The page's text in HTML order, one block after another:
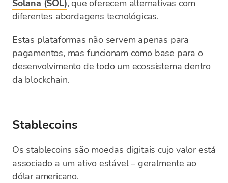
Solana (SOL), que oferecem alternativas com
diferentes abordagens tecnológicas.
Estas plataformas não servem apenas para
pagamentos, mas funcionam como base para o
desenvolvimento de todo um ecossistema dentro
da blockchain.
Stablecoins
Os stablecoins são moedas digitais cujo valor está
associado a um ativo estável – geralmente ao
dólar americano.